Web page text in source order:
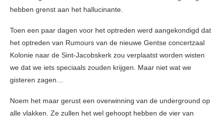
hebben grenst aan het hallucinante.
Toen een paar dagen voor het optreden werd aangekondigd dat
het optreden van Rumours van de nieuwe Gentse concertzaal
Kolonie naar de Sint-Jacobskerk zou verplaatst worden wisten
we dat we iets speciaals zouden krijgen. Maar niet wat we
gisteren zagen…
Noem het maar gerust een overwinning van de underground op
alle vlakken. Ze zullen het wel gehoopt hebben de vier van